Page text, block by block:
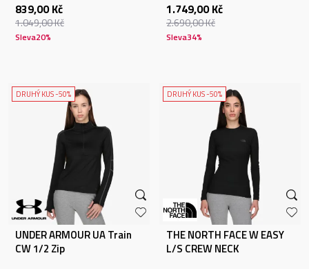
839,00 Kč
1.049,00Kč
Sleva20%
1.749,00 Kč
2.690,00Kč
Sleva34%
DRUHÝ KUS -50%
UNDER ARMOUR UA Train
CW 1/2 Zip
DRUHÝ KUS -50%
THE NORTH FACE W EASY
L/S CREW NECK